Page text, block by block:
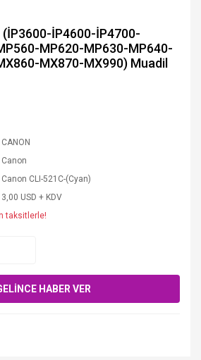
İP4600-İP4700-
MP620-MP630-MP640-
MX870-MX990) Muadil
CANON
Canon
Canon CLI-521C-(Cyan)
3,00 USD + KDV
taksitlerle!
HABER VER